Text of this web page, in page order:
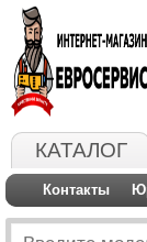
КАТАЛОГ
Контакты